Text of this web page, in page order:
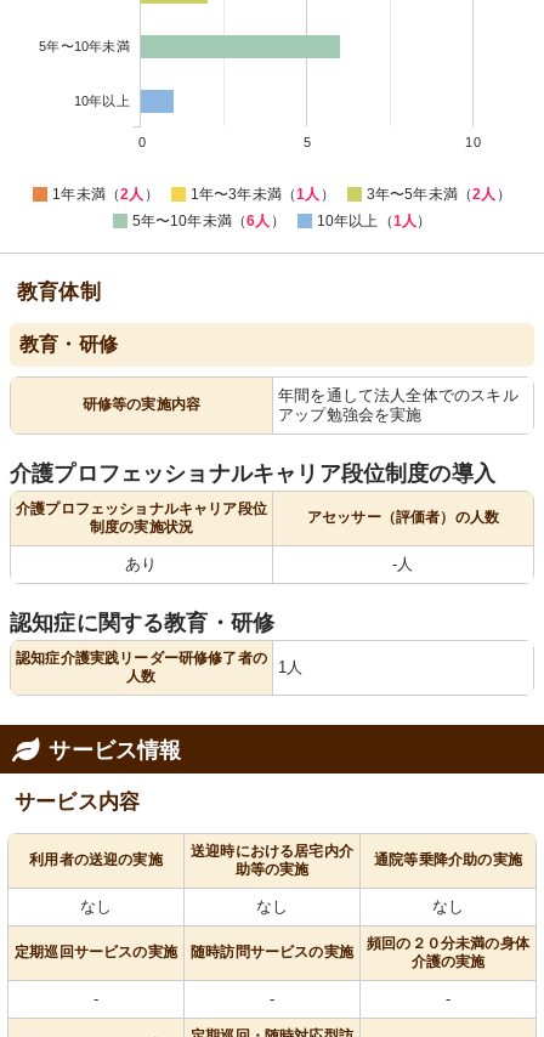
5年〜10年未満
10年以上
0 5 10
1年未満（2人 ） 1年〜3年未満（1人 ） 3年〜5年未満（2人 ）
5年〜10年未満（6人 ） 10年以上（1人 ）
教育体制
教育・研修
研修等の実施内容
年間を通して法人全体でのスキル
アップ勉強会を実施
介護プロフェッショナルキャリア段位制度の導入
介護プロフェッショナルキャリア段位
制度の実施状況
アセッサー（評価者）の人数
あり -人
認知症に関する教育・研修
認知症介護実践リーダー研修修了者の
人数
1人
サービス情報
サービス内容
利用者の送迎の実施
送迎時における居宅内介
助等の実施
通院等乗降介助の実施
なし なし なし
定期巡回サービスの実施 随時訪問サービスの実施
頻回の２０分未満の身体
介護の実施
- - -